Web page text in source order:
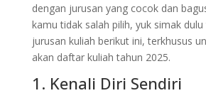
dengan jurusan yang cocok dan
kamu tidak salah pilih, yuk simak
jurusan kuliah berikut ini, terkhusus
akan daftar kuliah tahun 2025.
1. Kenali Diri Sendiri